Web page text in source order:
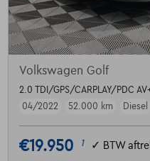
Volkswagen Golf
2.0 TDI/GPS/CARPLAY/PDC
04/2022
52.000 km Diesel
€19.950 1 ✓ BTW